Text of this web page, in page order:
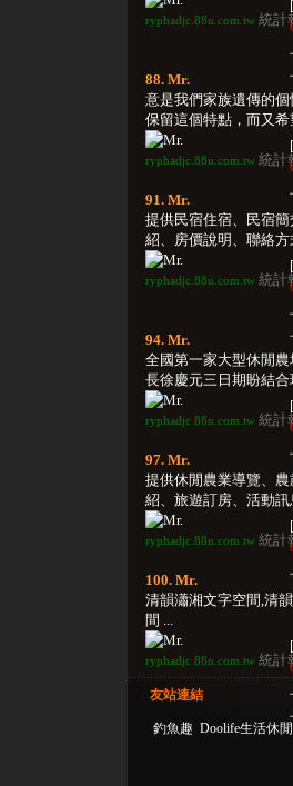
ryphadjc.88u.com.tw 統計
88. Mr.
意是我們家族遺傳的個
保留這個特點，而又希
ryphadjc.88u.com.tw 統計
91. Mr.
提供民宿住宿、民宿
紹、房價說明、聯絡方
ryphadjc.88u.com.tw 統計
94. Mr.
全國第一家大型休閒
長徐慶元三日期盼結合
ryphadjc.88u.com.tw 統計
97. Mr.
提供休閒農業導覽、
紹、旅遊訂房、活動訊
ryphadjc.88u.com.tw 統計
100. Mr.
清韻瀟湘文字空間,清
間 ...
ryphadjc.88u.com.tw 統計
友站連結
釣魚趣 Doolife生活休